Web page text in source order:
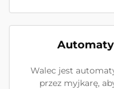
Walec jest
przez myjkarę,